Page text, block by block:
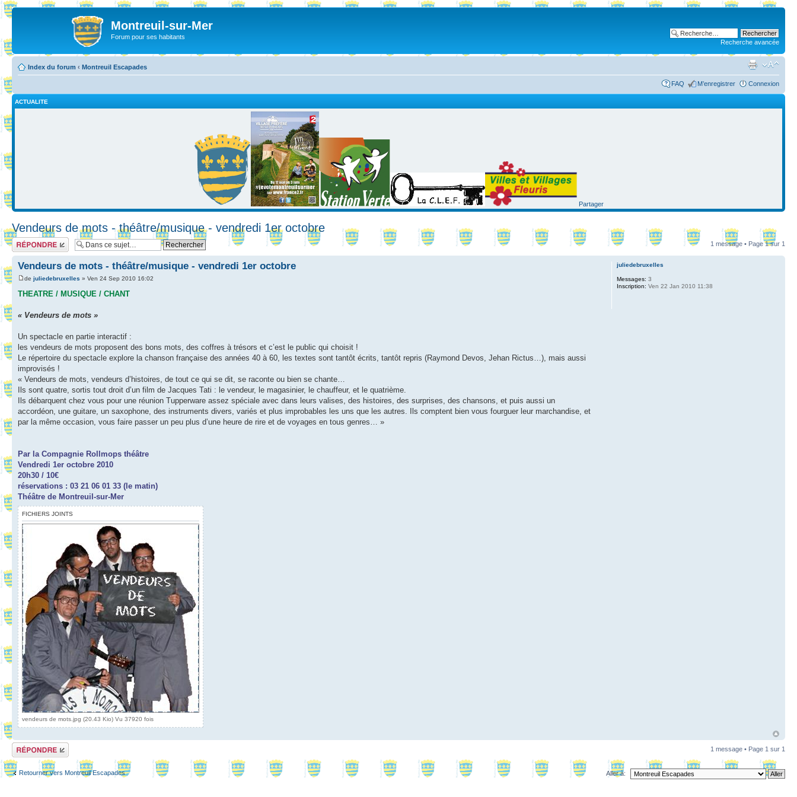
Montreuil-sur-Mer
Forum pour ses habitants
Recherche avancée
Index du forum ‹ Montreuil Escapades
FAQ M’enregistrer Connexion
ACTUALITE
Partager
Vendeurs de mots - théâtre/musique - vendredi 1er octobre
Répondre 1 message • Page1sur 1
Vendeurs de mots - théâtre/musique - vendredi 1er octobre
de juliedebruxelles » Ven 24 Sep 2010 16:02
THEATRE / MUSIQUE / CHANT
« Vendeurs de mots »
Un spectacle en partie interactif :
les vendeurs de mots proposent des bons mots, des coffres à trésors et c’est le public qui choisit !
Le répertoire du spectacle explore la chanson française des années 40 à 60, les textes sont tantôt écrits, tantôt repris (Raymond Devos, Jehan Rictus…), mais aussi
improvisés !
« Vendeurs de mots, vendeurs d’histoires, de tout ce qui se dit, se raconte ou bien se chante…
Ils sont quatre, sortis tout droit d’un film de Jacques Tati : le vendeur, le magasinier, le chauffeur, et le quatrième.
Ils débarquent chez vous pour une réunion Tupperware assez spéciale avec dans leurs valises, des histoires, des surprises, des chansons, et puis aussi un
accordéon, une guitare, un saxophone, des instruments divers, variés et plus improbables les uns que les autres. Ils comptent bien vous fourguer leur marchandise, et
par la même occasion, vous faire passer un peu plus d’une heure de rire et de voyages en tous genres… »
Par la Compagnie Rollmops théâtre
Vendredi 1er octobre 2010
20h30 / 10€
réservations : 03 21 06 01 33 (le matin)
Théâtre de Montreuil-sur-Mer
FICHIERS JOINTS
vendeurs de mots.jpg (20.43 Kio) Vu 37920 fois
juliedebruxelles
Messages: 3
Inscription: Ven 22 Jan 2010 11:38
Répondre 1 message • Page 1 sur 1
Retourner vers Montreuil Escapades Aller à: